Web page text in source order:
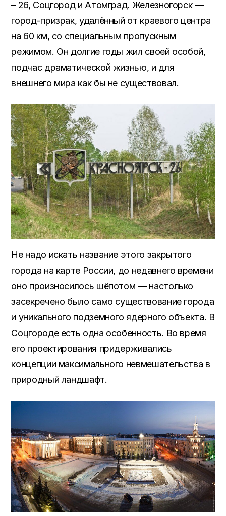
– 26, Соцгород и Атомград. Железногорск —
город-призрак, удалённый от краевого центра
на 60 км, со специальным пропускным
режимом. Он долгие годы жил своей особой,
подчас драматической жизнью, и для
внешнего мира как бы не существовал.
Не надо искать название этого закрытого
города на карте России, до недавнего времени
оно произносилось шёпотом — настолько
засекречено было само существование города
и уникального подземного ядерного объекта. В
Соцгороде есть одна особенность. Во время
его проектирования придерживались
концепции максимального невмешательства в
природный ландшафт.